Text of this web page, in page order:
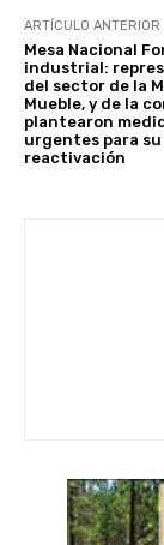
ARTÍCULO ANTERIOR
Mesa Nacional
industrial:
del sector de la
Mueble, y de la
plantearon
urgentes para su
reactivación